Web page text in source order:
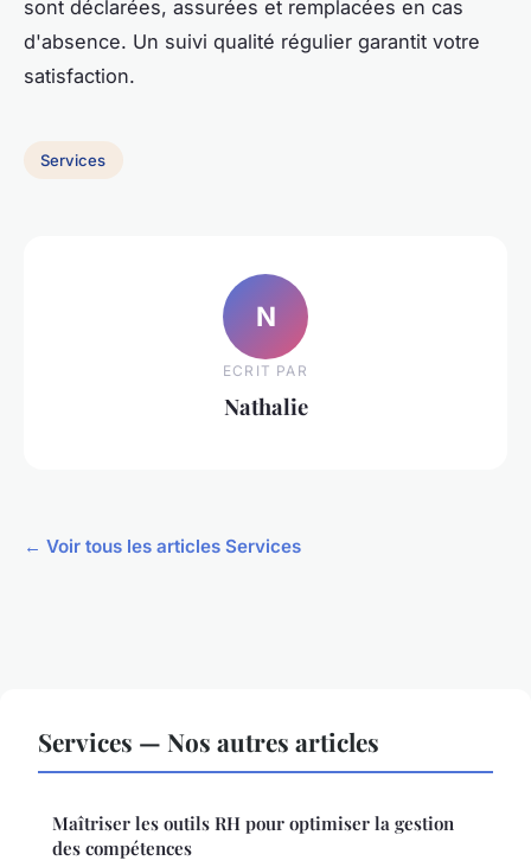
sont déclarées, assurées et remplacées en cas
d'absence. Un suivi qualité régulier garantit votre
satisfaction.
Services
N
ECRIT PAR
Nathalie
← Voir tous les articles Services
Services — Nos autres articles
Maîtriser les outils RH pour optimiser la gestion
des compétences